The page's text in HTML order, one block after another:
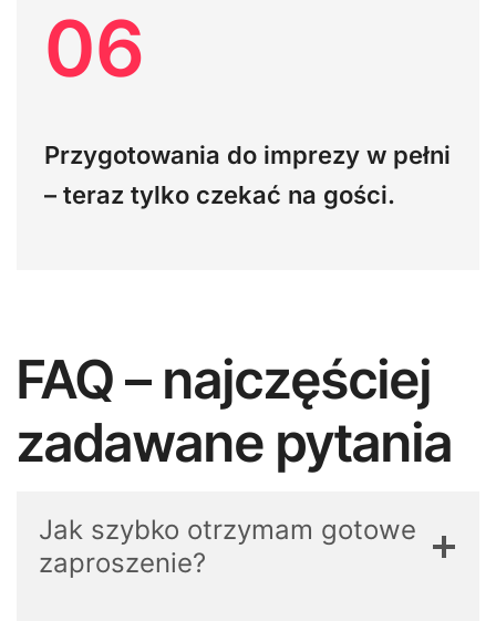
06
Przygotowania do imprezy w pełni
– teraz tylko czekać na gości.
FAQ – najczęściej
zadawane pytania
Jak szybko otrzymam gotowe
zaproszenie?